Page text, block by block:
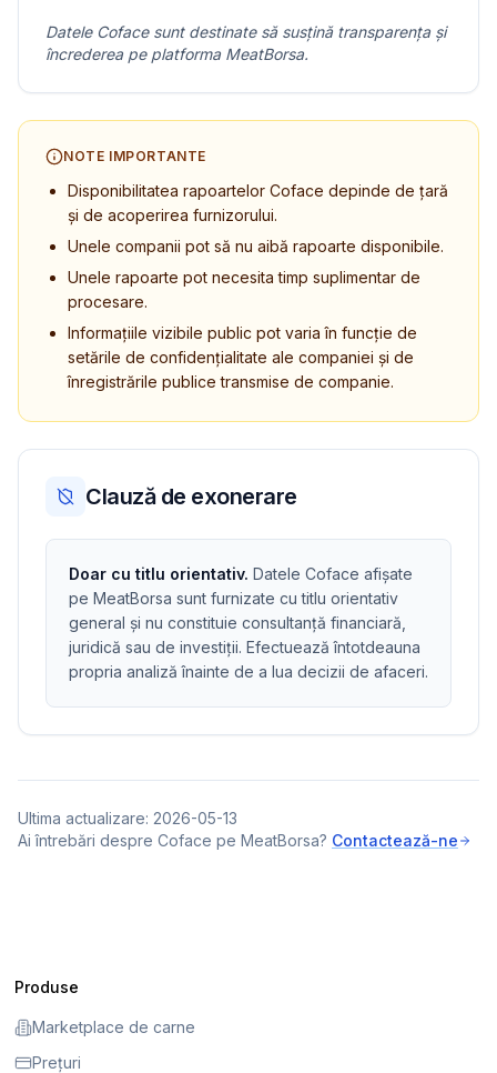
Datele Coface sunt destinate să susțină transparența și
încrederea pe platforma MeatBorsa.
NOTE IMPORTANTE
Disponibilitatea rapoartelor Coface depinde de țară
și de acoperirea furnizorului.
Unele companii pot să nu aibă rapoarte disponibile.
Unele rapoarte pot necesita timp suplimentar de
procesare.
Informațiile vizibile public pot varia în funcție de
setările de confidențialitate ale companiei și de
înregistrările publice transmise de companie.
Clauză de exonerare
Doar cu titlu orientativ. Datele Coface afișate
pe MeatBorsa sunt furnizate cu titlu orientativ
general și nu constituie consultanță financiară,
juridică sau de investiții. Efectuează întotdeauna
propria analiză înainte de a lua decizii de afaceri.
Ultima actualizare: 2026-05-13
Ai întrebări despre Coface pe MeatBorsa? Contactează-ne
Produse
Marketplace de carne
Prețuri